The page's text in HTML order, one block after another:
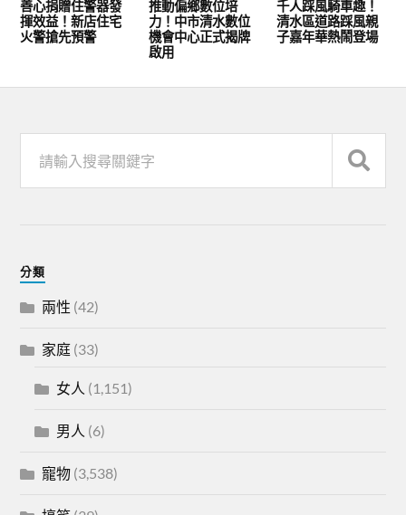
善心捐贈住警器發
揮效益！新店住宅
火警搶先預警
推動偏鄉數位培
力！中市清水數位
機會中心正式揭牌
啟用
千人踩風騎車趣！
清水區道路踩風親
子嘉年華熱鬧登場
分類
兩性 (42)
家庭 (33)
女人 (1,151)
男人 (6)
寵物 (3,538)